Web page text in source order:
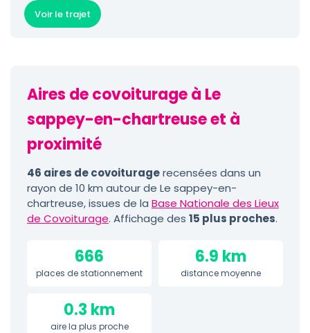
Voir le trajet
Aires de covoiturage à Le
sappey-en-chartreuse et à
proximité
46 aires de covoituragerecensées dans un
rayon de 10 km autour de Le sappey-en-
chartreuse, issues de la Base Nationale des Lieux
de Covoiturage. Affichage des 15 plus proches.
666
places de stationnement
6.9 km
distance moyenne
0.3 km
aire la plus proche